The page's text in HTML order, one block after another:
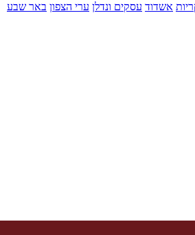
אשדוד עסקים ונדלן ערי הצפון באר שבע